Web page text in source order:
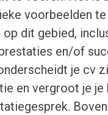
voorbeelden te
op dit gebied,
en/of
je cv
en vergroot je je